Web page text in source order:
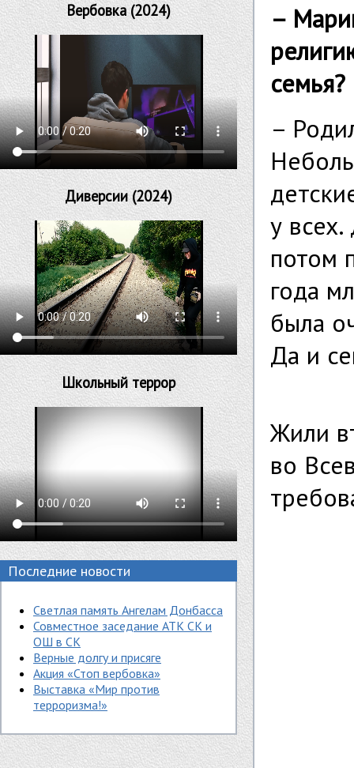
Вербовка (2024)
Диверсии (2024)
Школьный террор
Последние новости
Светлая память Ангелам Донбасса
Совместное заседание АТК СК и
ОШ в СК
Верные долгу и присяге
Акция «Стоп вербовка»
Выставка «Мир против
терроризма!»
–
семья?
–
у
потом
года
была
Да и
Жили
во